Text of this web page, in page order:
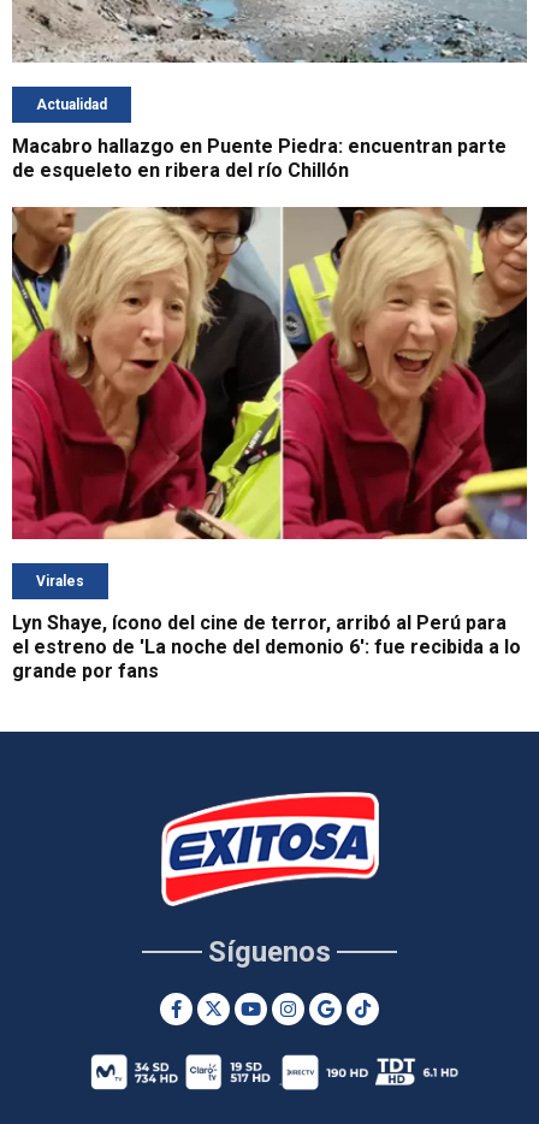
Actualidad
Macabro hallazgo en Puente Piedra: encuentran parte
de esqueleto en ribera del río Chillón
Virales
Lyn Shaye, ícono del cine de terror, arribó al Perú para
el estreno de 'La noche del demonio 6': fue recibida a lo
grande por fans
Síguenos